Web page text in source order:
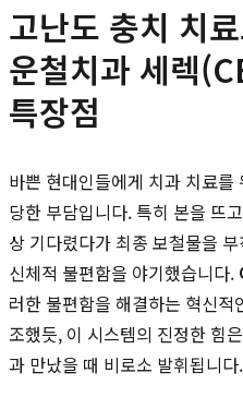
고난도 충치 치
운철치과 세렉
특장점
바쁜 현대인들에게 치과 치료
당한 부담입니다. 특히 본을 뜨
상 기다렸다가 최종 보철물을
신체적 불편함을 야기했습니다.
러한 불편함을 해결하는 혁신
조했듯, 이 시스템의 진정한 힘은
과 만났을 때 비로소 발휘됩니다.